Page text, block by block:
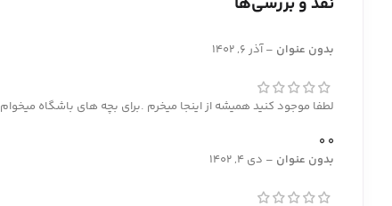
بدون عنوان – آذر 6, 1402
لطفا موجود کنید همیشه از اینجا میخرم .برای بچه های باشگاه میخوام
0
0
بدون عنوان – دی 4, 1402